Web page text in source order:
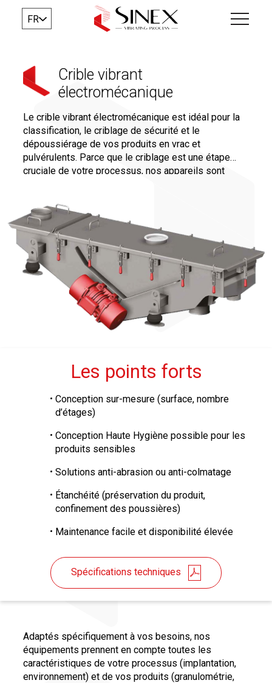
FR
Crible vibrant
électromécanique
Le crible vibrant électromécanique est idéal pour la
classification, le criblage de sécurité et le
dépoussiérage de vos produits en vrac et
pulvérulents. Parce que le criblage est une étape
cruciale de votre processus, nos appareils sont
Les points forts
Conception sur-mesure (surface, nombre
d’étages)
Conception Haute Hygiène possible pour les
produits sensibles
Solutions anti-abrasion ou anti-colmatage
Étanchéité (préservation du produit,
confinement des poussières)
Maintenance facile et disponibilité élevée
Spécifications techniques
Adaptés spécifiquement à vos besoins, nos
équipements prennent en compte toutes les
caractéristiques de votre processus (implantation,
environnement) et de vos produits (granulométrie,